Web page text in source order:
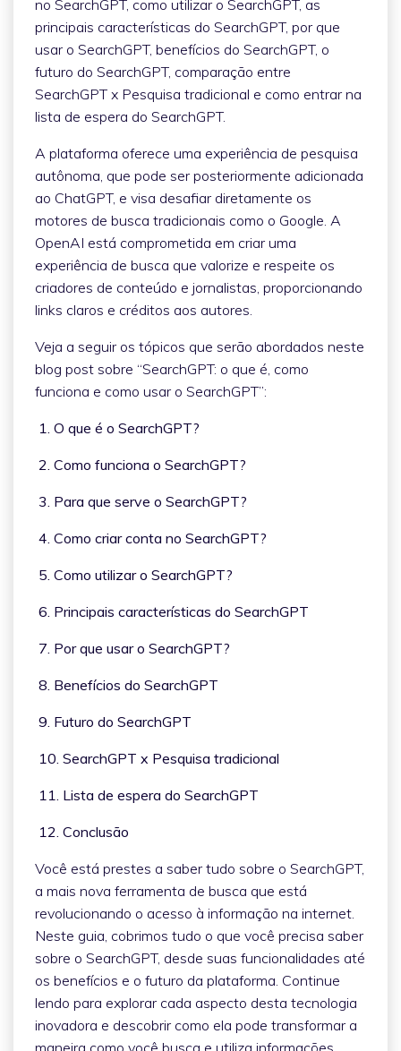
no SearchGPT, como utilizar o SearchGPT, as
principais características do SearchGPT, por que
usar o SearchGPT, benefícios do SearchGPT, o
futuro do SearchGPT, comparação entre
SearchGPT x Pesquisa tradicional e como entrar na
lista de espera do SearchGPT.
A plataforma oferece uma experiência de pesquisa
autônoma, que pode ser posteriormente adicionada
ao ChatGPT, e visa desafiar diretamente os
motores de busca tradicionais como o Google. A
OpenAI está comprometida em criar uma
experiência de busca que valorize e respeite os
criadores de conteúdo e jornalistas, proporcionando
links claros e créditos aos autores.
Veja a seguir os tópicos que serão abordados neste
blog post sobre “SearchGPT: o que é, como
funciona e como usar o SearchGPT”:
1. O que é o SearchGPT?
2. Como funciona o SearchGPT?
3. Para que serve o SearchGPT?
4. Como criar conta no SearchGPT?
5. Como utilizar o SearchGPT?
6. Principais características do SearchGPT
7. Por que usar o SearchGPT?
8. Benefícios do SearchGPT
9. Futuro do SearchGPT
10. SearchGPT x Pesquisa tradicional
11. Lista de espera do SearchGPT
12. Conclusão
Você está prestes a saber tudo sobre o SearchGPT,
a mais nova ferramenta de busca que está
revolucionando o acesso à informação na internet.
Neste guia, cobrimos tudo o que você precisa saber
sobre o SearchGPT, desde suas funcionalidades até
os benefícios e o futuro da plataforma. Continue
lendo para explorar cada aspecto desta tecnologia
inovadora e descobrir como ela pode transformar a
maneira como você busca e utiliza informações